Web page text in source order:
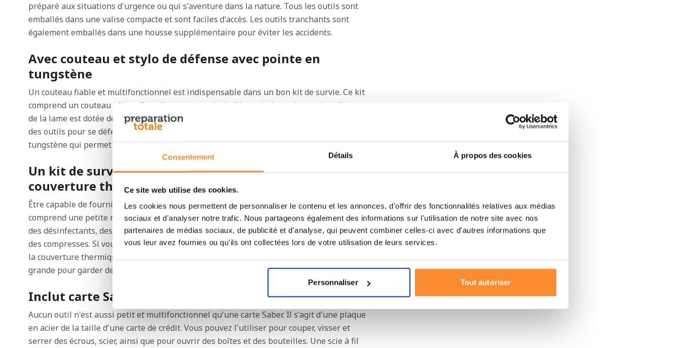
Consentement Détails À propos des cookies
Ce site web utilise des cookies.
Les cookies nous permettent de personnaliser le contenu et les annonces, d'offrir des fonctionnalités relatives aux médias
sociaux et d'analyser notre trafic. Nous partageons également des informations sur l'utilisation de notre site avec nos
partenaires de médias sociaux, de publicité et d'analyse, qui peuvent combiner celles-ci avec d'autres informations que
vous leur avez fournies ou qu'ils ont collectées lors de votre utilisation de leurs services.
Personnaliser Tout autoriser
préparé aux situations d'urgence ou qui s'aventure dans la nature. Tous les outils sont
emballés dans une valise compacte et sont faciles d'accès. Les outils tranchants sont
également emballés dans une housse supplémentaire pour éviter les accidents.
Avec couteau et stylo de défense avec pointe en
tungstène
Un couteau fiable et multifonctionnel est indispensable dans un bon kit de survie. Ce kit
comprend un couteau pliant d'une longueur totale de 21 centimètres. La partie inférieure
de la lame est dotée de dents pour couper du pain, par exemple. Ce kit contient également
des outils pour se défendre, comme le stylo de défense tactique avec une pointe en
tungstène qui permet de briser facilement une vitre.
Un kit de survie avec trousse de premiers secours et
couverture thermique
Être capable de fournir les premiers secours est essentiel lorsque vous êtes seul. Ce kit
comprend une petite mais relativement complète trousse de premiers secours, incluant
des désinfectants, des bandages, une pince à épiler, des ciseaux, des épingles de sûreté et
des compresses. Si vous êtes soudainement coincé et qu'il fait froid, vous pouvez utiliser
la couverture thermique très isolante mesurant 212 par 131 centimètres, suffisamment
grande pour garder deux personnes au chaud.
Inclut carte Saber, scie à fil et sifflet d'urgence
Aucun outil n'est aussi petit et multifonctionnel qu'une carte Saber. Il s'agit d'une plaque
en acier de la taille d'une carte de crédit. Vous pouvez l'utiliser pour couper, visser et
serrer des écrous, scier, ainsi que pour ouvrir des boîtes et des bouteilles. Une scie à fil